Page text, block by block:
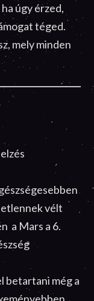
úgy érzed,
téged.
mely minden
vélt
a Mars a 6.
betartani még a